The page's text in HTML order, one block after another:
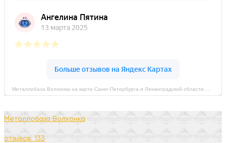
Металлобаза Волхонка
отзывов: 133